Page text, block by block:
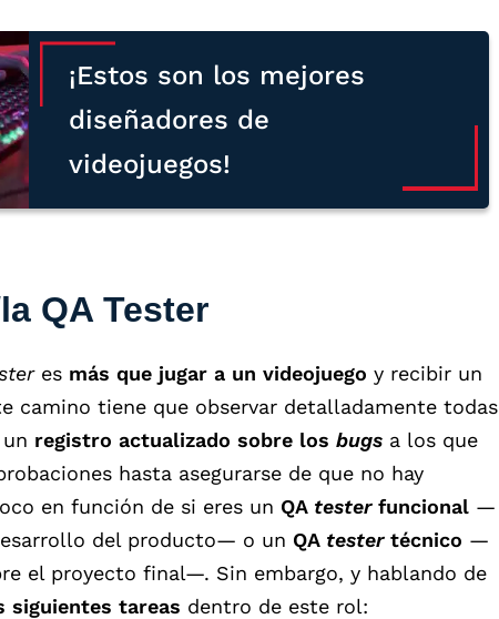
¡Estos son los mejores
diseñadores de
videojuegos!
QA Tester
es más que jugar a un videojuego y recibir un
camino tiene que observar detalladamente todas
registro actualizado sobre los bugs a los que
hasta asegurarse de que no hay
en función de si eres un QA testerfuncional —
del producto— o un QA testertécnico —
el proyecto final—. Sin embargo, y hablando de
siguientes tareas dentro de este rol: